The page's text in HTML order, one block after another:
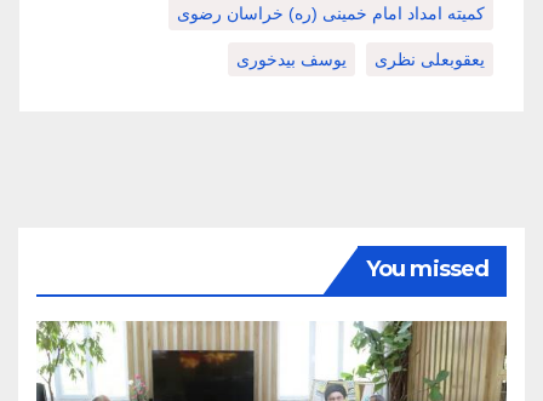
کمیته امداد امام خمینی (ره) خراسان رضوی
یعقوبعلی نظری یوسف بیدخوری
You missed